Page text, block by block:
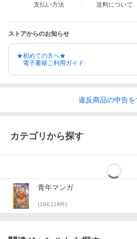
支払い方法 送料について
ストアからのお知らせ
★初めての方へ★
電子書籍ご利用ガイド
違反商品の申告を
カテゴリから探す
青年マンガ
(194,114件)